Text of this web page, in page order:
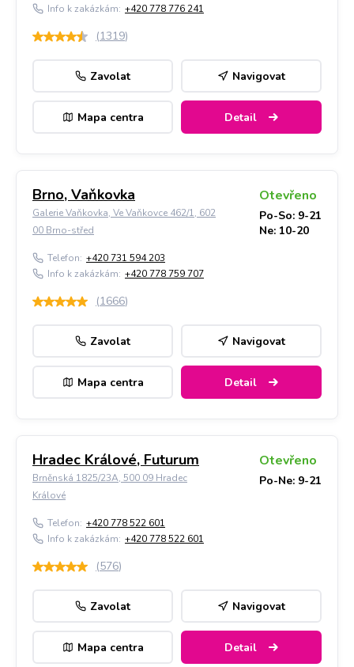
Info k zakázkám: +420 778 776 241
(1319)
Zavolat Navigovat
Mapa centra Detail
Brno, Vaňkovka
Galerie Vaňkovka, Ve Vaňkovce 462/1, 602
00 Brno-střed
Otevřeno
Po-So: 9-21
Ne: 10-20
Telefon: +420 731 594 203
Info k zakázkám: +420 778 759 707
(1666)
Zavolat Navigovat
Mapa centra Detail
Hradec Králové, Futurum
Brněnská 1825/23A, 500 09 Hradec
Králové
Otevřeno
Po-Ne: 9-21
Telefon: +420 778 522 601
Info k zakázkám: +420 778 522 601
(576)
Zavolat Navigovat
Mapa centra Detail